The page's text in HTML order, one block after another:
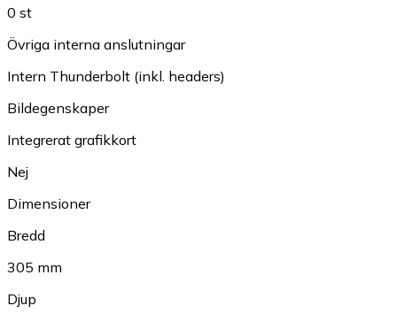
0 st
Övriga interna anslutningar
Intern Thunderbolt (inkl. headers)
Bildegenskaper
Integrerat grafikkort
Nej
Dimensioner
Bredd
305 mm
Djup